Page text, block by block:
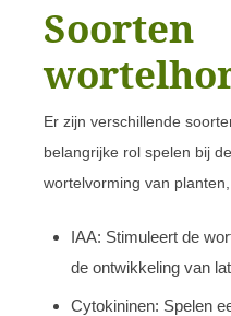
Soorten
Er zijn verschillende
belangrijke rol spelen bij
wortelvorming van
IAA: Stimuleert de
de ontwikkeling van
Cytokininen: Spelen